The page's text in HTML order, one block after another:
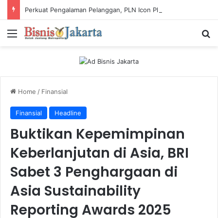
Menu
Home / Finansial
Finansial Headline
Buktikan Kepemimpinan
Keberlanjutan di Asia, BRI
Sabet 3 Penghargaan di
Asia Sustainability
Reporting Awards 2025